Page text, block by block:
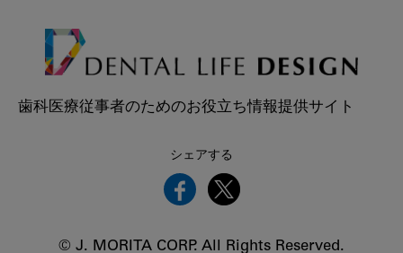
歯科医療従事者のためのお役立ち情報提供サイト
シェアする
© J. MORITA CORP. All Rights Reserved.